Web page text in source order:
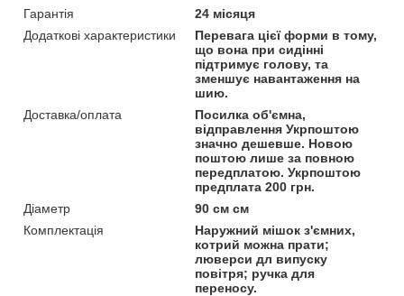
Гарантія
24 місяця
Додаткові характеристики
Перевага цієї форми в тому,
що вона при сидінні
підтримує голову, та
зменшує навантаження на
шию.
Доставка/оплата
Посилка об'ємна,
відправлення Укрпоштою
значно дешевше. Новою
поштою лише за повною
передплатою. Укрпоштою
предплата 200 грн.
Діаметр
90 см см
Комплектація
Наружний мішок з'ємних,
котрий можна прати;
люверси дл випуску
повітря; ручка для
переносу.